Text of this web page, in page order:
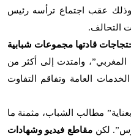
وذلك عقب اجتماع ترأسه رئيس
التحالف.
قادتها مجموعات شبابية
الشباب المغربي”، وامتدت إلى أكثر من
العامة وتفاقم التفاوت
مطالب الشباب، مثمنة ما
لكنمقاطع فيديو وشهادات